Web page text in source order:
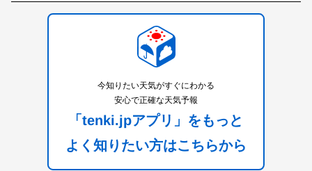
今知りたい天気がすぐにわかる
安心で正確な天気予報
「tenki.jpアプリ」をもっと
よく知りたい方はこちらから